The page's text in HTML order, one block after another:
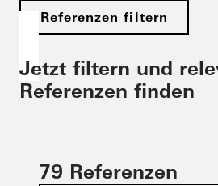
Referenzen filtern
Jetzt filtern und
Referenzen finden
79 Referenzen